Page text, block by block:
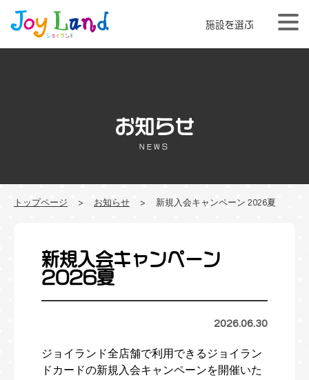
施設を選ぶ
お知らせ
NEWS
トップページ お知らせ 新規入会キャンペーン 2026夏
新規入会キャンペーン
2026夏
2026.06.30
ジョイランド全店舗で利用できるジョイラン
ドカードの新規入会キャンペーンを開催いた